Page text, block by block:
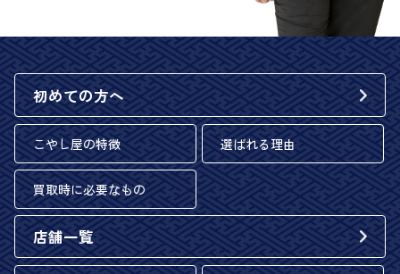
初めての方へ
こやし屋の特徴 選ばれる理由
買取時に必要なもの
店舗一覧